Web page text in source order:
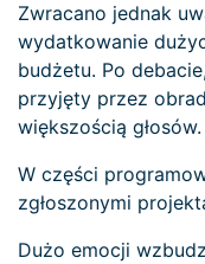
Zwracano jednak
wydatkowanie
budżetu. Po
przyjęty przez
większością głosów.
W części
zgłoszonymi
Dużo emocji